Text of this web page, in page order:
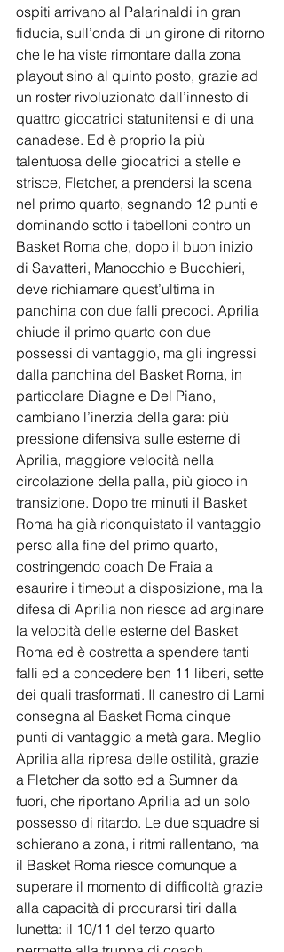
ospiti arrivano al Palarinaldi in gran
fiducia, sull’onda di un girone di ritorno
che le ha viste rimontare dalla zona
playout sino al quinto posto, grazie ad
un roster rivoluzionato dall’innesto di
quattro giocatrici statunitensi e di una
canadese. Ed è proprio la più
talentuosa delle giocatrici a stelle e
strisce, Fletcher, a prendersi la scena
nel primo quarto, segnando 12 punti e
dominando sotto i tabelloni contro un
Basket Roma che, dopo il buon inizio
di Savatteri, Manocchio e Bucchieri,
deve richiamare quest’ultima in
panchina con due falli precoci. Aprilia
chiude il primo quarto con due
possessi di vantaggio, ma gli ingressi
dalla panchina del Basket Roma, in
particolare Diagne e Del Piano,
cambiano l’inerzia della gara: più
pressione difensiva sulle esterne di
Aprilia, maggiore velocità nella
circolazione della palla, più gioco in
transizione. Dopo tre minuti il Basket
Roma ha già riconquistato il vantaggio
perso alla fine del primo quarto,
costringendo coach De Fraia a
esaurire i timeout a disposizione, ma la
difesa di Aprilia non riesce ad arginare
la velocità delle esterne del Basket
Roma ed è costretta a spendere tanti
falli ed a concedere ben 11 liberi, sette
dei quali trasformati. Il canestro di Lami
consegna al Basket Roma cinque
punti di vantaggio a metà gara. Meglio
Aprilia alla ripresa delle ostilità, grazie
a Fletcher da sotto ed a Sumner da
fuori, che riportano Aprilia ad un solo
possesso di ritardo. Le due squadre si
schierano a zona, i ritmi rallentano, ma
il Basket Roma riesce comunque a
superare il momento di difficoltà grazie
alla capacità di procurarsi tiri dalla
lunetta: il 10/11 del terzo quarto